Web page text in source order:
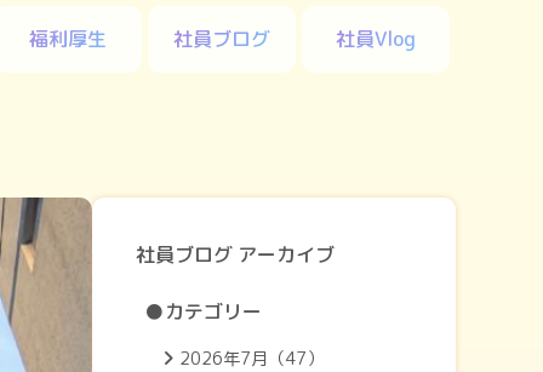
福利厚生 社員ブログ 社員Vlog
社員ブログ アーカイブ
●カテゴリー
2026年7月（47）